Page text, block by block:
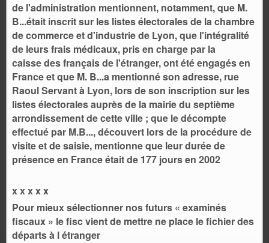
de l'administration mentionnent, notamment, que M.
B...était inscrit sur les listes électorales de la chambre
de commerce et d'industrie de Lyon, que l'intégralité
de leurs frais médicaux, pris en charge par la
caisse des français de l'étranger, ont été engagés en
France et que M. B...a mentionné son adresse, rue
Raoul Servant à Lyon, lors de son inscription sur les
listes électorales auprès de la mairie du septième
arrondissement de cette ville ; que le décompte
effectué par M.B..., découvert lors de la procédure de
visite et de saisie, mentionne que leur durée de
présence en France était de 177 jours en 2002
x x x x x
Pour mieux sélectionner nos futurs « examinés
fiscaux » le fisc vient de mettre ne place le fichier des
départs à l étranger